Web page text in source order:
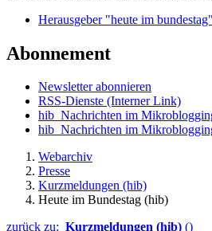
Herausgeber "heute im
Abonnement
Newsletter abonnieren
RSS-Dienste (Interner Link)
hib_Nachrichten im
hib_Nachrichten im
Webarchiv
Presse
Kurzmeldungen (hib)
Heute im Bundestag (hib)
zurück zu: Kurzmeldungen (hib) ()